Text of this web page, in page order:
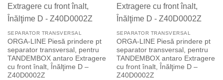
SEPARATOR TRANSVERSAL
ORGA-LINE Piesă prindere pt
separator transversal, pentru
TANDEMBOX antaro Extragere
cu front înalt, Înălţime D –
Z40D0002Z
SEPARATOR TRANSVERSAL
ORGA-LINE Piesă prindere pt
separator transversal, pentru
TANDEMBOX antaro Extragere
cu front înalt, Înălţime D –
Z40D0002Z